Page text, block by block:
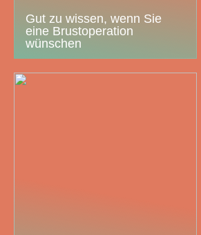
Gut zu wissen, wenn Sie
eine Brustoperation
wünschen